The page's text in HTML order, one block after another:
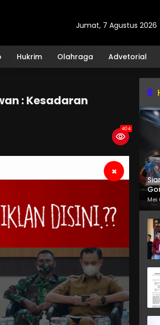
Jumat, 7 Agustus 2026
Hukrim Olahraga Advetorial
: Kesadaran
404
×
Mei